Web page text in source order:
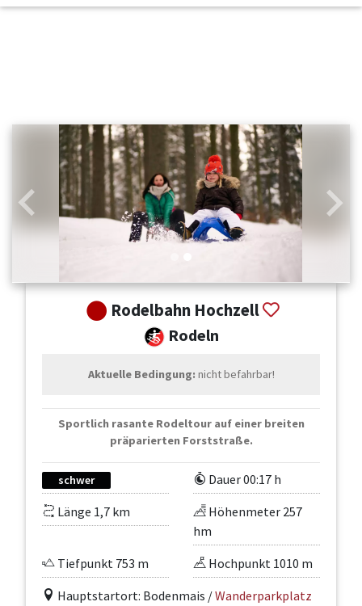
Zurück
Rodelbahn Hochzell
Rodeln
Aktuelle Bedingung: nicht befahrbar!
Sportlich rasante Rodeltour auf einer breiten
präparierten Forststraße.
schwer
Dauer 00:17 h
Länge 1,7 km
Höhenmeter 257
hm
Tiefpunkt 753 m
Hochpunkt 1010 m
Hauptstartort: Bodenmais /Wanderparkplatz